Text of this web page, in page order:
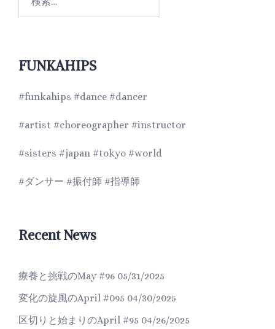
FUNKAHIPS
#funkahips #dance #dancer
#artist #choreographer #instructor
#sisters #japan #tokyo #world
#ダンサー #振付師 #指導師
Recent News
療養と挑戦のMay #96 05/31/2025
変化の旋風のApril #095 04/30/2025
区切りと始まりのApril #95 04/26/2025